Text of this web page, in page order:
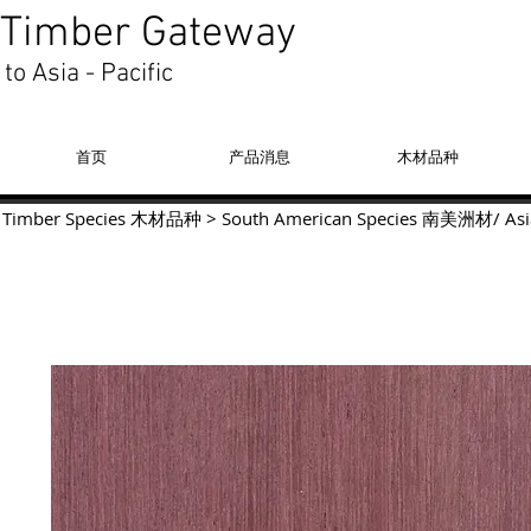
Timber Gateway
to Asia - Pacific
首页 产品消息 木材品种
Timber Species 木材品种 > South American Species 南美洲材/